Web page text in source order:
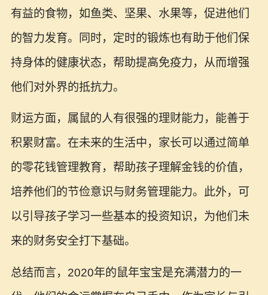
有益的食物，如鱼类、坚果、水果等，促进他们
的智力发育。同时，定时的锻炼也有助于他们保
持身体的健康状态，帮助提高免疫力，从而增强
他们对外界的抵抗力。
财运方面，属鼠的人有很强的理财能力，能善于
积累财富。在未来的生活中，家长可以通过简单
的零花钱管理教育，帮助孩子理解金钱的价值，
培养他们的节俭意识与财务管理能力。此外，可
以引导孩子学习一些基本的投资知识，为他们未
来的财务安全打下基础。
总结而言，2020年的鼠年宝宝是充满潜力的一